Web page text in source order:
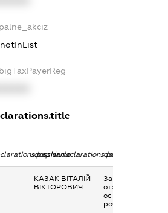
dossier.declarations.personName
КАЗАК ВІТАЛІЙ
ВІКТОРОВИЧ
Заробітна плата
отримана за
основним місцем
роботи